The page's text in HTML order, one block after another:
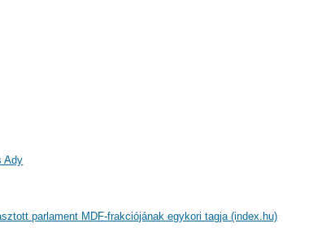
Ady
parlament MDF-frakciójának egykori tagja (index.hu)